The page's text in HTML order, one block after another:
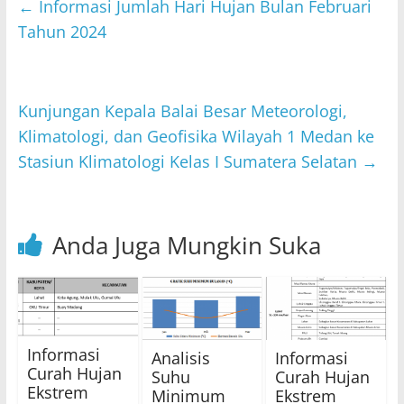
A
k
← Informasi Jumlah Hari Hujan Bulan Februari
Tahun 2024
Kunjungan Kepala Balai Besar Meteorologi,
Klimatologi, dan Geofisika Wilayah 1 Medan ke
Stasiun Klimatologi Kelas I Sumatera Selatan →
Anda Juga Mungkin Suka
Informasi
Curah Hujan
Ekstrem
Analisis
Suhu
Minimum
Informasi
Curah Hujan
Ekstrem